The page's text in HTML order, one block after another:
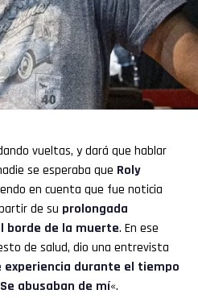
vueltas, y dará que hablar
se esperaba que Roly
en cuenta que fue noticia
de su prolongada
borde de la muerte. En ese
de salud, dio una entrevista
durante el tiempo
Se abusaban de mí«.